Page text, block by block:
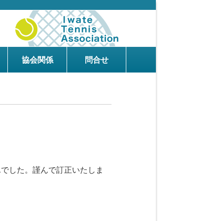
協会関係 問合せ
した。謹んで訂正いたしま